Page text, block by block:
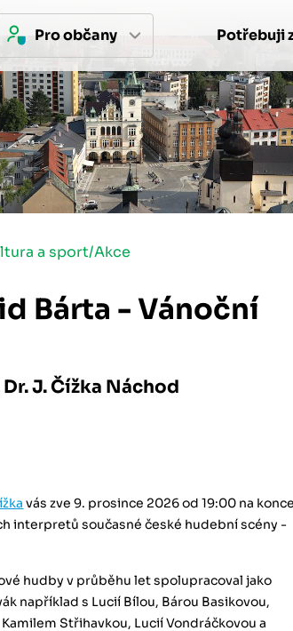
Pro občany Potřebuji
a sport/Akce
Bárta - Vánoční
J. Čížka Náchod
vás zve 9. prosince 2026 od 19:00 na
interpretů současné české hudební scény -
hudby v průběhu let spolupracoval jako
například s Lucií Bílou, Bárou Basikovou,
Střihavkou, Lucií Vondráčkovou a